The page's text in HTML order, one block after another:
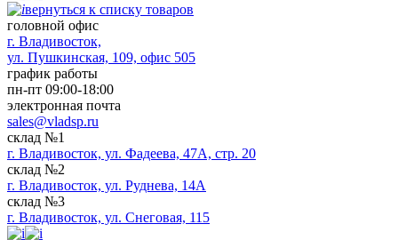
вернуться к списку товаров
головной офис
​г. Владивосток,
ул. Пушкинская, 109, офис 505
график работы
пн-пт 09:00-18:00
электронная почта
sales@vladsp.ru
склад №1
г. Владивосток, ул. Фадеева, 47А, стр. 20
склад №2
г. Владивосток, ул. Руднева, 14А
склад №3
г. Владивосток, ул. Снеговая, 115